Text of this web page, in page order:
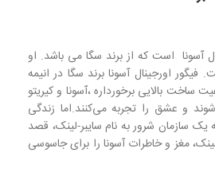
است که از برند سگا می باشد. او
اورجینال آسونا برند سگا در انیمه
ساخت بالایی برخورداره ،آسونا و کیریتو
و عشق را تجربه می‌کنند.اما زندگی
سازمان شرور به نام سایبر-لینک، قصد
لینک، مغز و خاطرات آسونا را برای جاسوسی